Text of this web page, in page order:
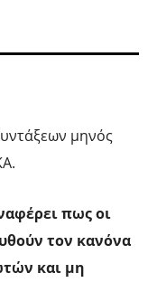
μηνός
πως οι
τον κανόνα
και μη